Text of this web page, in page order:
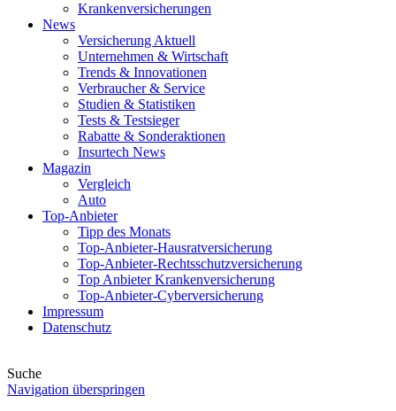
Krankenversicherungen
News
Versicherung Aktuell
Unternehmen & Wirtschaft
Trends & Innovationen
Verbraucher & Service
Studien & Statistiken
Tests & Testsieger
Rabatte & Sonderaktionen
Insurtech News
Magazin
Vergleich
Auto
Top-Anbieter
Tipp des Monats
Top-Anbieter-Hausratversicherung
Top-Anbieter-Rechtsschutzversicherung
Top Anbieter Krankenversicherung
Top-Anbieter-Cyberversicherung
Impressum
Datenschutz
Suche
Navigation überspringen